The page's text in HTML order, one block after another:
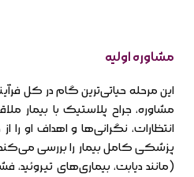
مشاوره اولیه
این مرحله حیاتی‌ترین گام در کل
مشاوره، جراح پلاستیک با بیمار
انتظارات، نگرانی‌ها و اهداف او را
پزشکی کامل بیمار را بررسی
(مانند دیابت، بیماری‌های تیروئید،